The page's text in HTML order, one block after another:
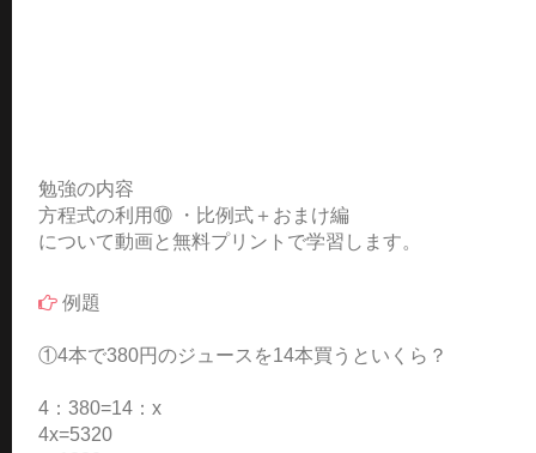
勉強の内容
方程式の利用⑩ ・比例式＋おまけ編
について動画と無料プリントで学習します。
例題
①4本で380円のジュースを14本買うといくら？
4：380=14：x
4x=5320